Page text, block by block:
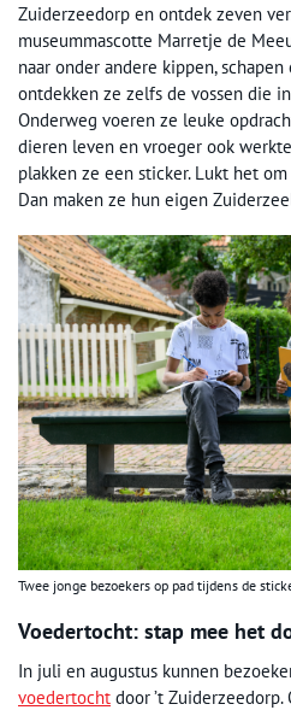
Zuiderzeedorp en ontdek zeven
museummascotte Marretje de
naar onder andere kippen, schapen
ontdekken ze zelfs de vossen die
Onderweg voeren ze leuke
dieren leven en vroeger ook
plakken ze een sticker. Lukt het
Dan maken ze hun eigen
Twee jonge bezoekers op pad tijdens de
Voedertocht: stap mee het
In juli en augustus kunnen
voedertocht door ’t